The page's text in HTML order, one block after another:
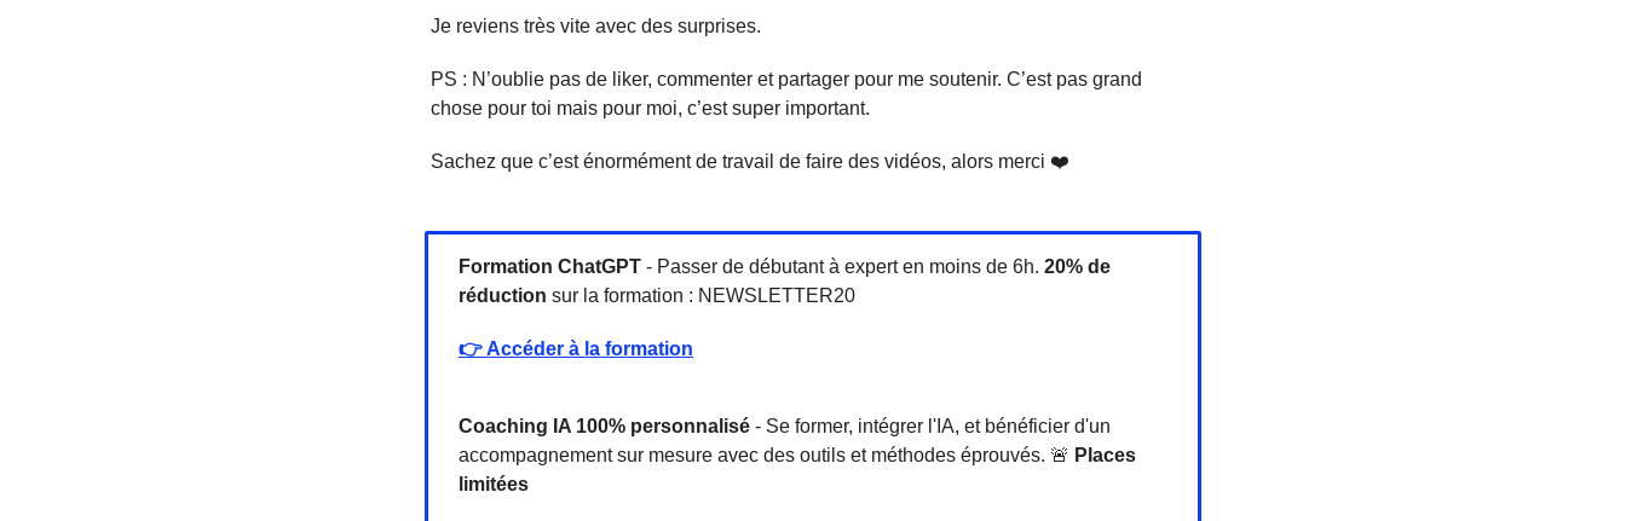
Je reviens très vite avec des surprises.
PS : N’oublie pas de liker, commenter et partager pour me soutenir. C’est pas grand
chose pour toi mais pour moi, c’est super important.
Sachez que c’est énormément de travail de faire des vidéos, alors merci ❤️
Formation ChatGPT - Passer de débutant à expert en moins de 6h. 20% de
réduction sur la formation : NEWSLETTER20
👉 Accéder à la formation
Coaching IA 100% personnalisé - Se former, intégrer l'IA, et bénéficier d'un
accompagnement sur mesure avec des outils et méthodes éprouvés. 🚨 Places
limitées